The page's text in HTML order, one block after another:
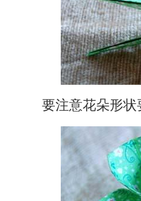
要注意花朵形